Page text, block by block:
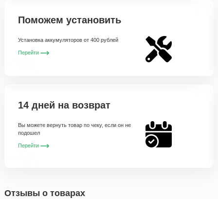
Поможем установить
Установка аккумуляторов от 400 рублей
Перейти
14 дней на возврат
Вы можете вернуть товар по чеку, если он не
подошел
Перейти
Отзывы о товарах